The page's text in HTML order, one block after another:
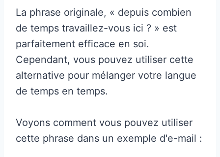
La phrase originale, « depuis combien
de temps travaillez-vous ici ? » est
parfaitement efficace en soi.
Cependant, vous pouvez utiliser cette
alternative pour mélanger votre langue
de temps en temps.
Voyons comment vous pouvez utiliser
cette phrase dans un exemple d'e-mail :